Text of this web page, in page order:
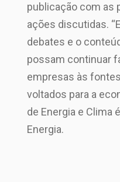
publicação com as
ações discutidas.
debates e o
possam continuar
empresas às
voltados para a
de Energia e Clima
Energia.